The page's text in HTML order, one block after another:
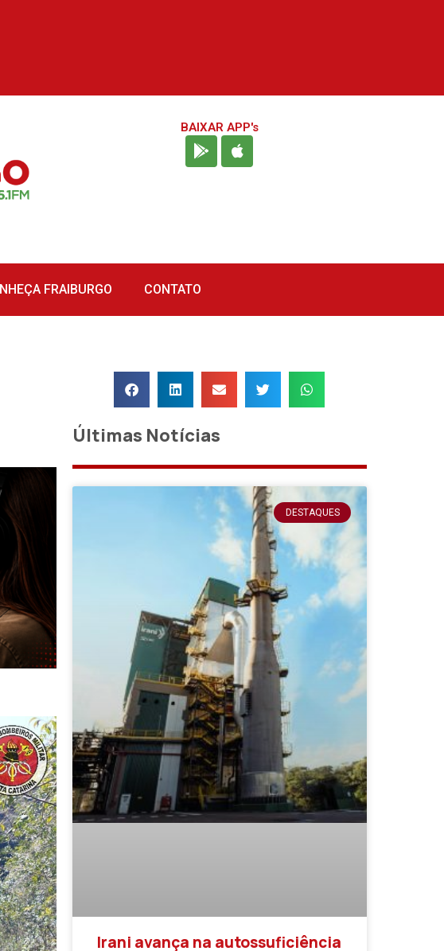
BAIXAR APP's
FRAIBURGO CONTATO
Últimas Notícias
DESTAQUES
Irani avança na autossuficiência